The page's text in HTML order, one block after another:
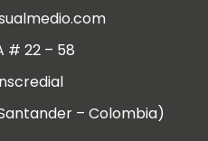
# 22 – 58
– Colombia)